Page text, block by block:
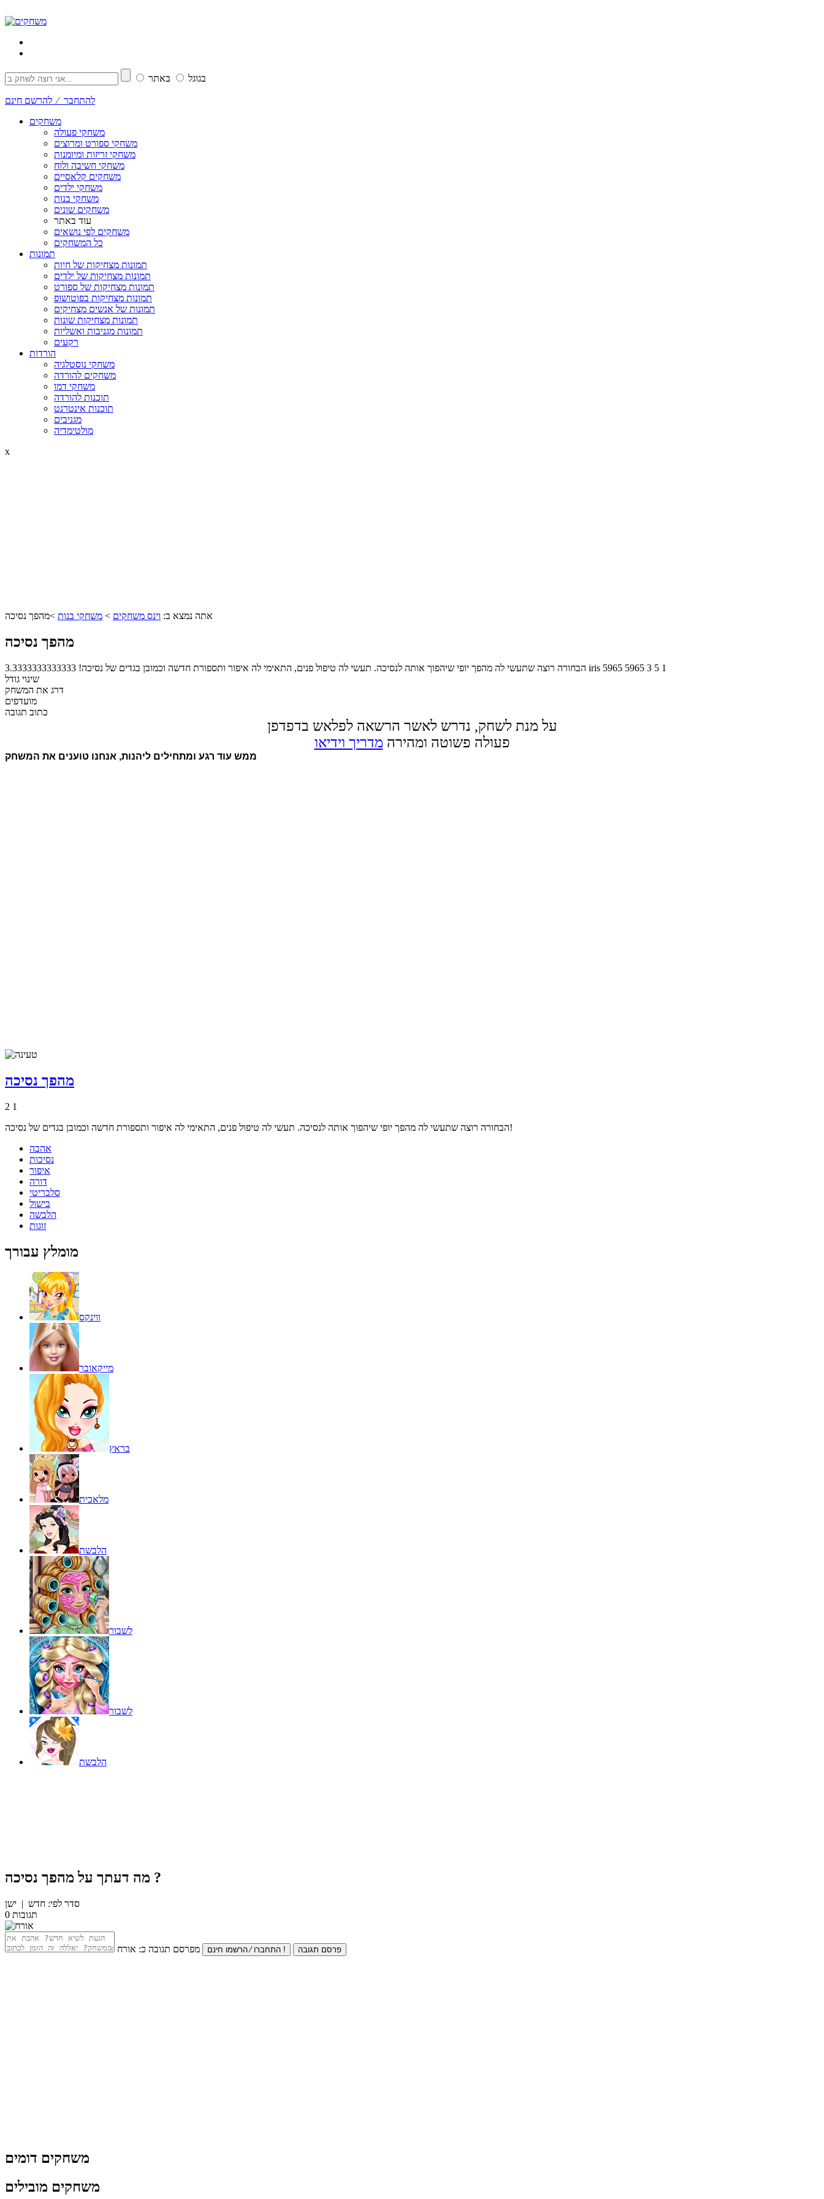
בגוגל באתר
להתחבר ⁄ להרשם חינם
משחקים
משחקי פעולה
משחקי ספורט ומרוצים
משחקי זריזות ומיומנות
משחקי חשיבה ולוח
משחקים קלאסיים
משחקי ילדים
משחקי בנות
משחקים שונים
עוד באתר
משחקים לפי נושאים
כל המשחקים
תמונות
תמונות מצחיקות של חיות
תמונות מצחיקות של ילדים
תמונות מצחיקות של ספורט
תמונות מצחיקות בפוטושופ
תמונות של אנשים מצחיקים
תמונות מצחיקות שונות
תמונות מגניבות ואשליות
רקעים
הורדות
משחקי נוסטלגיה
משחקים להורדה
משחקי דמו
תוכנות להורדה
תוכנות אינטרנט
מגניבים
מולטימדיה
x
אתה נמצא ב: וינס משחקים > משחקי בנות >מהפך נסיכה
מהפך נסיכה
הבחורה רוצה שתעשי לה מהפך יופי שיהפוך אותה לנסיכה. תעשי לה טיפול פנים, התאימי לה איפור ותספורת חדשה וכמובן בגדים של נסיכה! 3.3333333333333 iris 5965 5965 3 5 1
שינוי גודל
דרג את המשחק
מועדפים
כתוב תגובה
על מנת לשחק, נדרש לאשר הרשאה לפלאש בדפדפן
פעולה פשוטה ומהירה מדריך וידיאו
ממש עוד רגע ומתחילים ליהנות, אנחנו טוענים את המשחק
מהפך נסיכה
2 1
הבחורה רוצה שתעשי לה מהפך יופי שיהפוך אותה לנסיכה. תעשי לה טיפול פנים, התאימי לה איפור ותספורת חדשה וכמובן בגדים של נסיכה!
אהבה
נסיכות
איפור
דורה
סלבריטי
בישול
הלבשה
זוגות
מומלץ עבורך
ווינקס
מייקאובר
בראץ
מלאכית
הלבשת
לשבור
לשבור
הלבשת
מה דעתך על מהפך נסיכה ?
סדר לפי: חדש | ישן
0 תגובות
מפרסם תגובה כ: אורח התחברו ⁄ הרשמו חינם ! פרסם תגובה
משחקים דומים
משחקים מובילים